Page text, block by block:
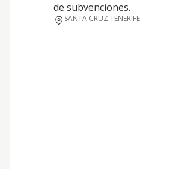
de subvenciones.
SANTA CRUZ TENERIFE